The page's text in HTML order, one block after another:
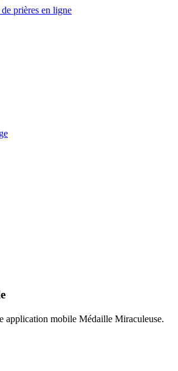
prières en ligne
application mobile Médaille Miraculeuse.